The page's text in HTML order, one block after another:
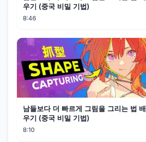
우기 (중국 비밀 기법)
8:46
남들보다 더 빠르게 그림을 그리는 법 배
우기 (중국 비밀 기법)
8:10